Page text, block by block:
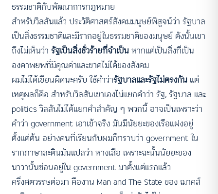
ธรรมชาติกับพัฒนาการกฎหมาย
สำหรับวิลสันแล้ว ประวัติศาสตร์สังคมมนุษย์พิสูจน์ว่า รัฐบาล
เป็นสิ่งธรรมชาติและมีรากอยู่ในธรรมชาติของมนุษย์ ดังนั้นเขา
ถึงไม่เห็นว่า รัฐเป็นสิ่งชั่วร้ายที่จำเป็นหากแต่เป็นสิ่งที่เป็น
องคาพยพที่มีคุณค่าและขาดไม่ได้ของสังคม
ผมไม่ได้เขียนผิดนะครับ ใช้คำว่ารัฐบาลและรัฐไม่ตรงกัน แต่
เหตุผลก็คือ สำหรับวิลสันเขาเองไม่แยกคำว่า รัฐ, รัฐบาล และ
politics วิลสันไม่ได้แยกคำสำคัญ ๆ พวกนี้ อาจเป็นเพราะว่า
คำว่า government เอาเข้าจริง มันมีนัยยะของเรือแฝงอยู่
ตั้งแต่ต้น อย่างคนที่เรียนกับผมก็ทราบว่า government ใน
รากภาษาละตินมันแปลว่า หางเสือ เพราะฉะนั้นนัยยะของ
นาวานั้นซ่อนอยู่ใน government มาตั้งแต่แรกแล้ว
ครึ่งศตวรรษต่อมา คืองาน Man and The State ของ ฌาคส์